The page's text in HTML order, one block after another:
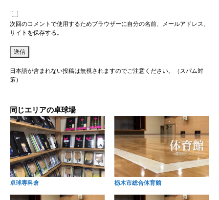
次回のコメントで使用するためブラウザーに自分の名前、メールアドレス、
サイトを保存する。
日本語が含まれない投稿は無視されますのでご注意ください。（スパム対
策）
同じエリアの卓球場
卓球専科倉 栃木市総合体育館